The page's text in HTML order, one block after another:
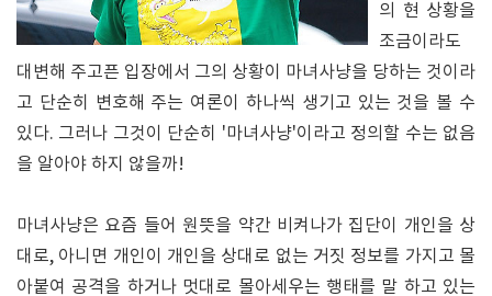
의 현 상황을
조금이라도
대변해 주고픈 입장에서 그의 상황이 마녀사냥을 당하는 것이라
고 단순히 변호해 주는 여론이 하나씩 생기고 있는 것을 볼 수
있다. 그러나 그것이 단순히 '마녀사냥'이라고 정의할 수는 없음
을 알아야 하지 않을까!
마녀사냥은 요즘 들어 원뜻을 약간 비켜나가 집단이 개인을 상
대로, 아니면 개인이 개인을 상대로 없는 거짓 정보를 가지고 몰
아붙여 공격을 하거나 멋대로 몰아세우는 행태를 말 하고 있는